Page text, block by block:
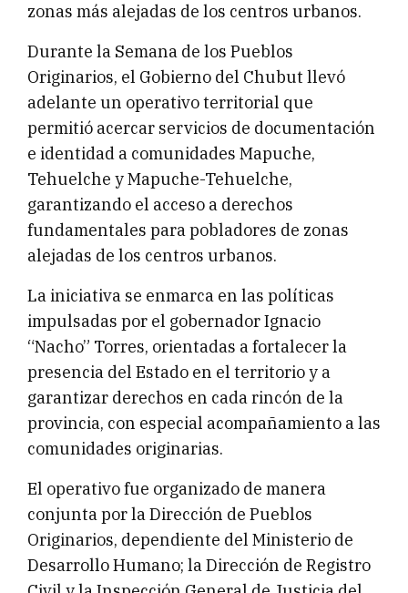
zonas más alejadas de los centros urbanos.
Durante la Semana de los Pueblos
Originarios, el Gobierno del Chubut llevó
adelante un operativo territorial que
permitió acercar servicios de documentación
e identidad a comunidades Mapuche,
Tehuelche y Mapuche-Tehuelche,
garantizando el acceso a derechos
fundamentales para pobladores de zonas
alejadas de los centros urbanos.
La iniciativa se enmarca en las políticas
impulsadas por el gobernador Ignacio
“Nacho” Torres, orientadas a fortalecer la
presencia del Estado en el territorio y a
garantizar derechos en cada rincón de la
provincia, con especial acompañamiento a las
comunidades originarias.
El operativo fue organizado de manera
conjunta por la Dirección de Pueblos
Originarios, dependiente del Ministerio de
Desarrollo Humano; la Dirección de Registro